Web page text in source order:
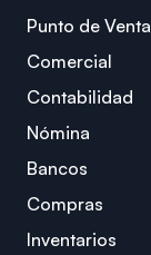
Punto de Venta
Comercial
Contabilidad
Nómina
Bancos
Compras
Inventarios